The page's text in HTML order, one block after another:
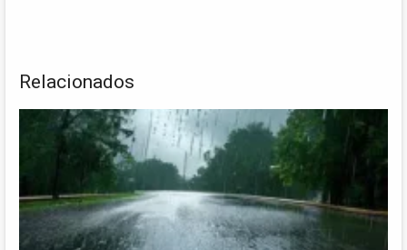
Relacionados